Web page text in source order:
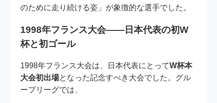
のために走り続ける姿」が象徴的な選手でした。
1998年フランス大会――日本代表の初W
杯と初ゴール
1998年フランス大会は、日本代表にとってW杯本
大会初出場となった記念すべき大会でした。グル
ープリーグでは、